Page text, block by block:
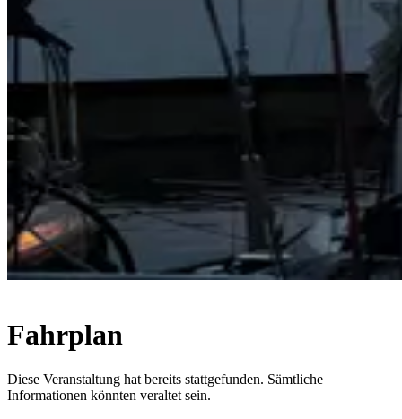
Fahrplan
Diese Veranstaltung hat bereits stattgefunden. Sämtliche
Informationen könnten veraltet sein.